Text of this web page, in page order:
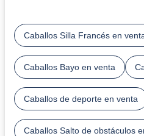
Caballos Silla Francés en
Caballos Bayo en venta
Caballos de deporte en venta
Caballos Salto de obstáculos